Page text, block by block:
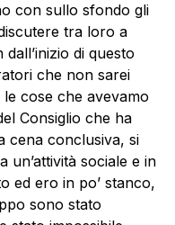
con sullo sfondo gli
tra loro a
di questo
che non sarei
cose che avevamo
Consiglio che ha
cena conclusiva, si
un’attività sociale e in
ed ero in po’ stanco,
sono stato